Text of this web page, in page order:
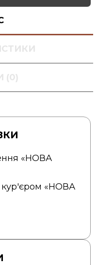
(0)
«НОВА
кур'єром «НОВА